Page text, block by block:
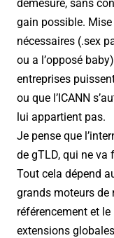
démesure, sans
gain possible.
nécessaires (.sex
ou a l’opposé
entreprises
ou que l’ICANN
lui appartient pas.
Je pense que
de gTLD, qui ne va
Tout cela dépend
grands moteurs de
référencement et
extensions